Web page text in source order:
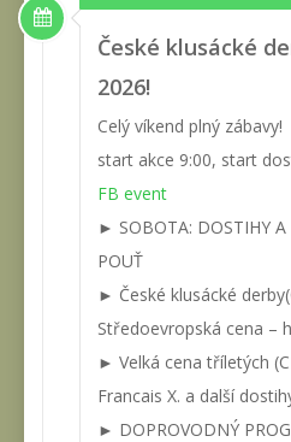
České klusácké
2026!
Celý víkend plný zábavy!
start akce 9:00, start
FB event
► SOBOTA: DOSTIHY A
POUŤ
► České klusácké
Středoevropská cena –
► Velká cena tříletých
Francais X. a další
► DOPROVODNÝ